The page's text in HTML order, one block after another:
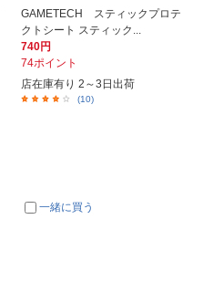
GAMETECH スティックプロテ
クトシート スティック...
740円
74ポイント
店在庫有り 2～3日出荷
(10)
一緒に買う